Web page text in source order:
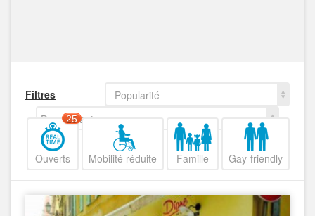
Filtres
Popularité
Decroissant
Ouverts
25
Mobilité réduite Famille Gay-friendly